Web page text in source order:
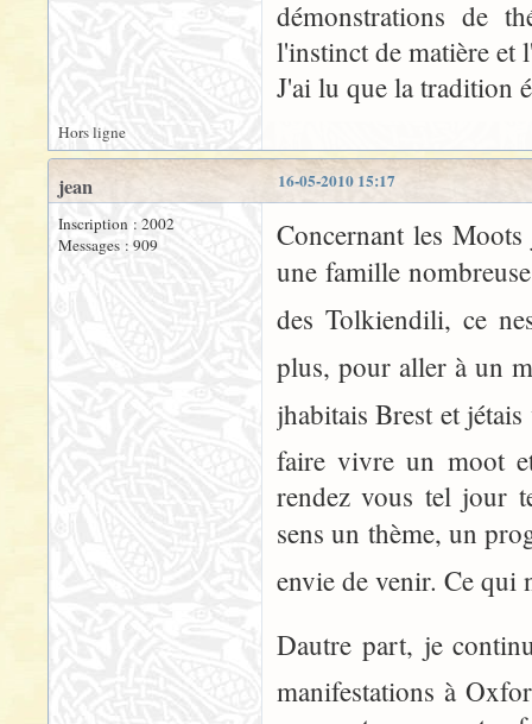
démonstrations de
l'instinct de matière et
J'ai lu que la tradition
Hors ligne
16-05-2010 15:17
jean
Inscription : 2002
Messages : 909
Concernant les
une famille
des Tolkiendili, ce
plus, pour aller à un
jhabitais Brest et
faire vivre un moot
rendez vous tel jour
sens un thème, un
envie de venir. Ce qui
Dautre part, je
manifestations à